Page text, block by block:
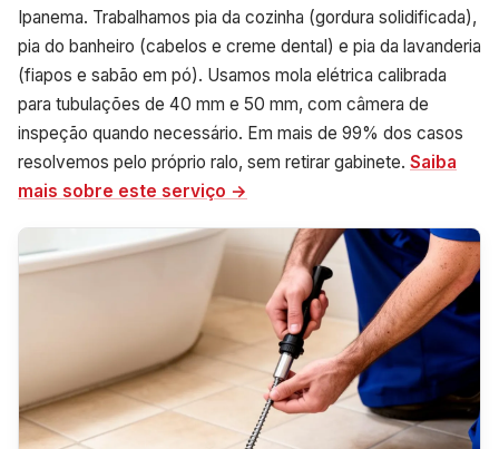
Ipanema. Trabalhamos pia da cozinha (gordura solidificada),
pia do banheiro (cabelos e creme dental) e pia da lavanderia
(fiapos e sabão em pó). Usamos mola elétrica calibrada
para tubulações de 40 mm e 50 mm, com câmera de
inspeção quando necessário. Em mais de 99% dos casos
resolvemos pelo próprio ralo, sem retirar gabinete. Saiba
mais sobre este serviço →